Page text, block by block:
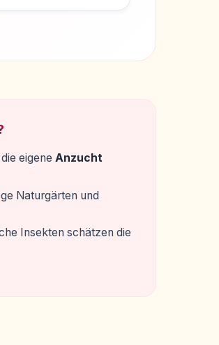
eigene Anzucht
Naturgärten und
Insekten schätzen die